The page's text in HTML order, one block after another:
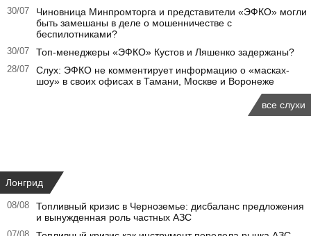
30/07
Чиновница Минпромторга и представители «ЭФКО» могли
быть замешаны в деле о мошенничестве с
беспилотниками?
30/07 Топ-менеджеры «ЭФКО» Кустов и Ляшенко задержаны?
28/07
Слух: ЭФКО не комментирует информацию о «масках-
шоу» в своих офисах в Тамани, Москве и Воронеже
все слухи
Лонгрид
08/08
Топливный кризис в Черноземье: дисбаланс предложения
и вынужденная роль частных АЗС